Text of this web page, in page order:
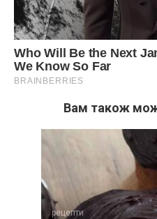
Вам також
рецепти